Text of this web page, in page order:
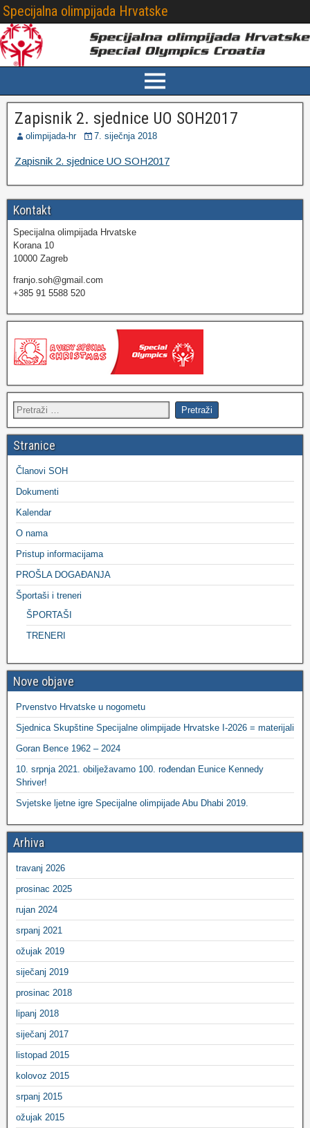
Specijalna olimpijada Hrvatske
Zapisnik 2. sjednice UO SOH2017
olimpijada-hr 7. siječnja 2018
Zapisnik 2. sjednice UO SOH2017
Kontakt
Specijalna olimpijada Hrvatske
Korana 10
10000 Zagreb
franjo.soh@gmail.com
+385 91 5588 520
Stranice
Članovi SOH
Dokumenti
Kalendar
O nama
Pristup informacijama
PROŠLA DOGAĐANJA
Športaši i treneri
ŠPORTAŠI
TRENERI
Nove objave
Prvenstvo Hrvatske u nogometu
Sjednica Skupštine Specijalne olimpijade Hrvatske I-2026 = materijali
Goran Bence 1962 – 2024
10. srpnja 2021. obilježavamo 100. rođendan Eunice Kennedy
Shriver!
Svjetske ljetne igre Specijalne olimpijade Abu Dhabi 2019.
Arhiva
travanj 2026
prosinac 2025
rujan 2024
srpanj 2021
ožujak 2019
siječanj 2019
prosinac 2018
lipanj 2018
siječanj 2017
listopad 2015
kolovoz 2015
srpanj 2015
ožujak 2015